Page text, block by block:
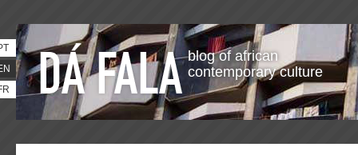
blog of african
contemporary culture